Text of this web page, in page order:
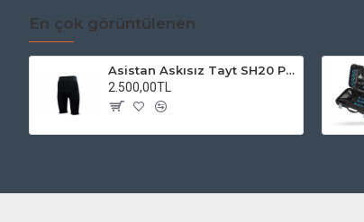
En çok görüntülenen
Asistan Askısız Tayt SH20 Pedli Siyah
2.500,00TL